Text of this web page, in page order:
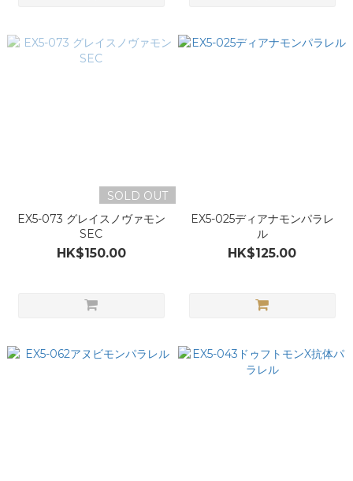
SOLD OUT
EX5-073 グレイスノヴァモン
SEC
HK$150.00
EX5-025ディアナモンパラレ
ル
HK$125.00